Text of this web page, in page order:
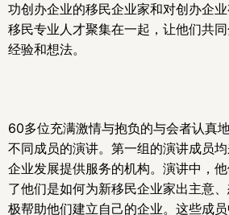
功创办企业的移民企业家和对创办企
移民专业人才聚集在一起，让他们共
经验和想法。
60多位充满激情与抱负的与会者认真
不同成员的演讲。第一组的演讲成员
企业发展提供服务的机构。演讲中，
了他们是如何为新移民企业家出主意
极帮助他们建立自己的企业。这些成